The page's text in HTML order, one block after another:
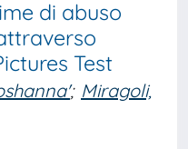
di abuso
Test
; Miragoli,